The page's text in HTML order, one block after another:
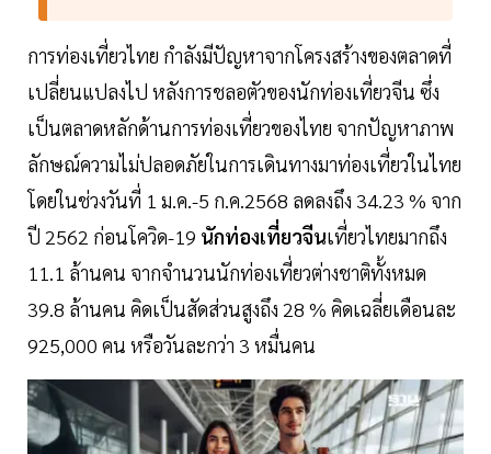
การท่องเที่ยวไทย กำลังมีปัญหาจากโครงสร้างของตลาดที่
เปลี่ยนแปลงไป หลังการชลอตัวของนักท่องเที่ยวจีน ซึ่ง
เป็นตลาดหลักด้านการท่องเที่ยวของไทย จากปัญหาภาพ
ลักษณ์ความไม่ปลอดภัยในการเดินทางมาท่องเที่ยวในไทย
โดยในช่วงวันที่ 1 ม.ค.-5 ก.ค.2568 ลดลงถึง 34.23 % จาก
ปี 2562 ก่อนโควิด-19 นักท่องเที่ยวจีนเที่ยวไทยมากถึง
11.1 ล้านคน จากจำนวนนักท่องเที่ยวต่างชาติทั้งหมด
39.8 ล้านคน คิดเป็นสัดส่วนสูงถึง 28 % คิดเฉลี่ยเดือนละ
925,000 คน หรือวันละกว่า 3 หมื่นคน